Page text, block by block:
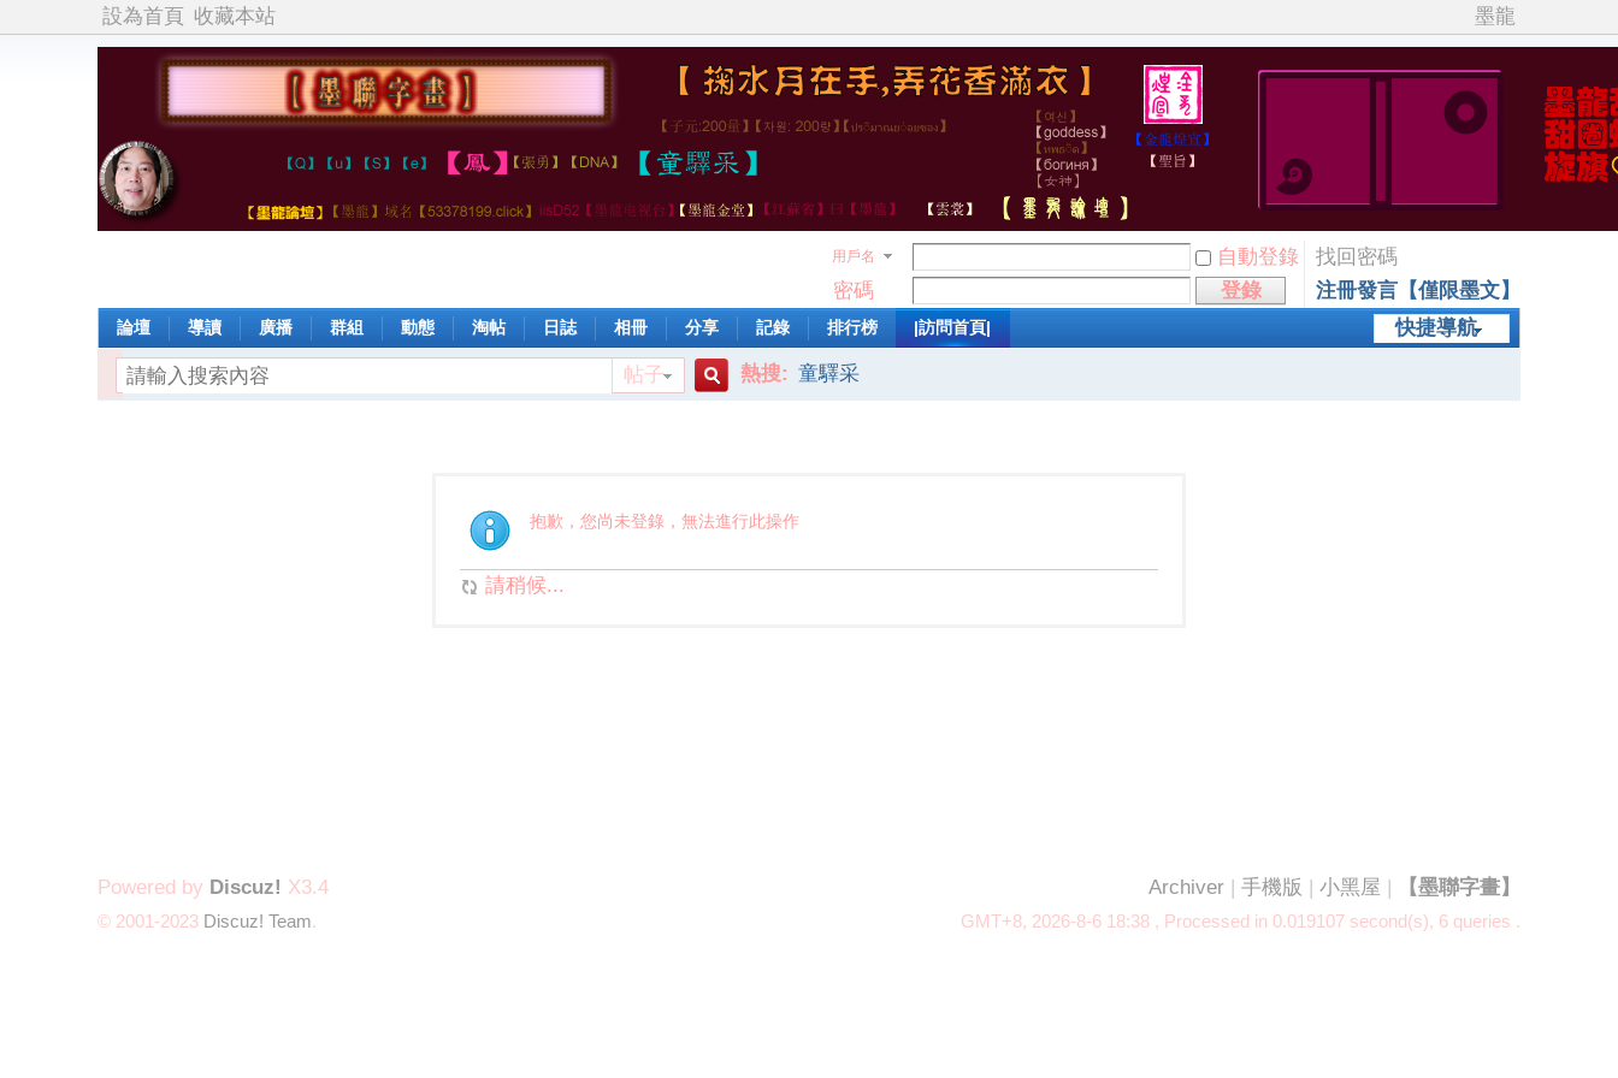
設為首頁 收藏本站 墨龍
用戶名 自動登錄
找回密碼
密碼
登錄
注冊發言【僅限墨文】
快捷導航
論壇 導讀 廣播 群組 動態 淘帖 日誌 相冊 分享 記錄 排行榜 |訪問首頁|
帖子
索
熱搜: 童驛采
抱歉，您尚未登錄，無法進行此操作
請稍候...
Archiver | 手機版 | 小黑屋 | 【墨聯字畫】
GMT+8, 2026-8-6 18:38 , Processed in 0.019107 second(s), 6 queries .
Powered by Discuz! X3.4
© 2001-2023 Discuz! Team.